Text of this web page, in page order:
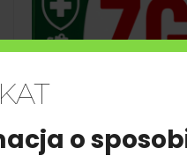
domowych towarzyszących